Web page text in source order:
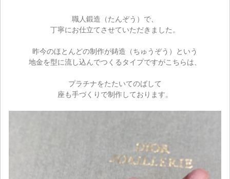
職人鍛造（たんぞう）で、
丁寧にお仕立てさせていただきました。
昨今のほとんどの制作が鋳造（ちゅうぞう）という
地金を型に流し込んでつくるタイプですがこちらは、
プラチナをたたいてのばして
座も手づくりで制作しております。